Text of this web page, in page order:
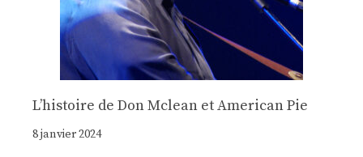
Lʼhistoire de Don Mclean et American Pie
8 janvier 2024